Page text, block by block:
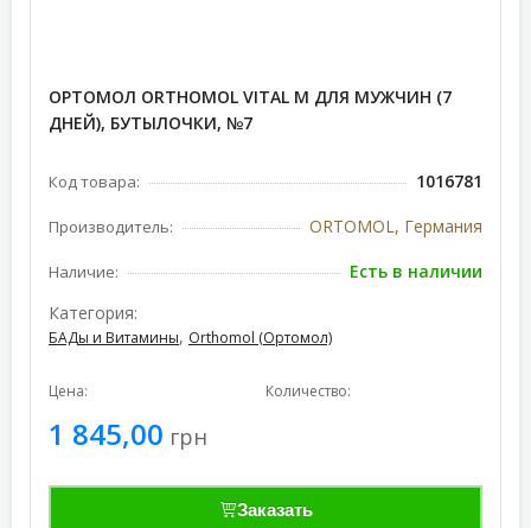
ОРТОМОЛ ORTHOMOL VITAL M ДЛЯ МУЖЧИН (7
ДНЕЙ), БУТЫЛОЧКИ, №7
Код товара: 1016781
Производитель: ORTOMOL, Германия
Наличие:
Есть в наличии
Категория:
БАДы и Витамины, Orthomol (Ортомол)
Цена:
1 845,00 грн
Количество:
Заказать